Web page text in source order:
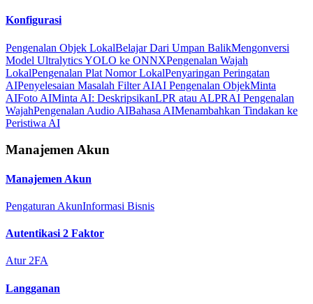
Konfigurasi
Pengenalan Objek LokalBelajar Dari Umpan BalikMengonversi
Model Ultralytics YOLO ke ONNXPengenalan Wajah
LokalPengenalan Plat Nomor LokalPenyaringan Peringatan
AIPenyelesaian Masalah Filter AIAI Pengenalan ObjekMinta
AIFoto AIMinta AI: DeskripsikanLPR atau ALPRAI Pengenalan
WajahPengenalan Audio AIBahasa AIMenambahkan Tindakan ke
Peristiwa AI
Manajemen Akun
Manajemen Akun
Pengaturan AkunInformasi Bisnis
Autentikasi 2 Faktor
Atur 2FA
Langganan